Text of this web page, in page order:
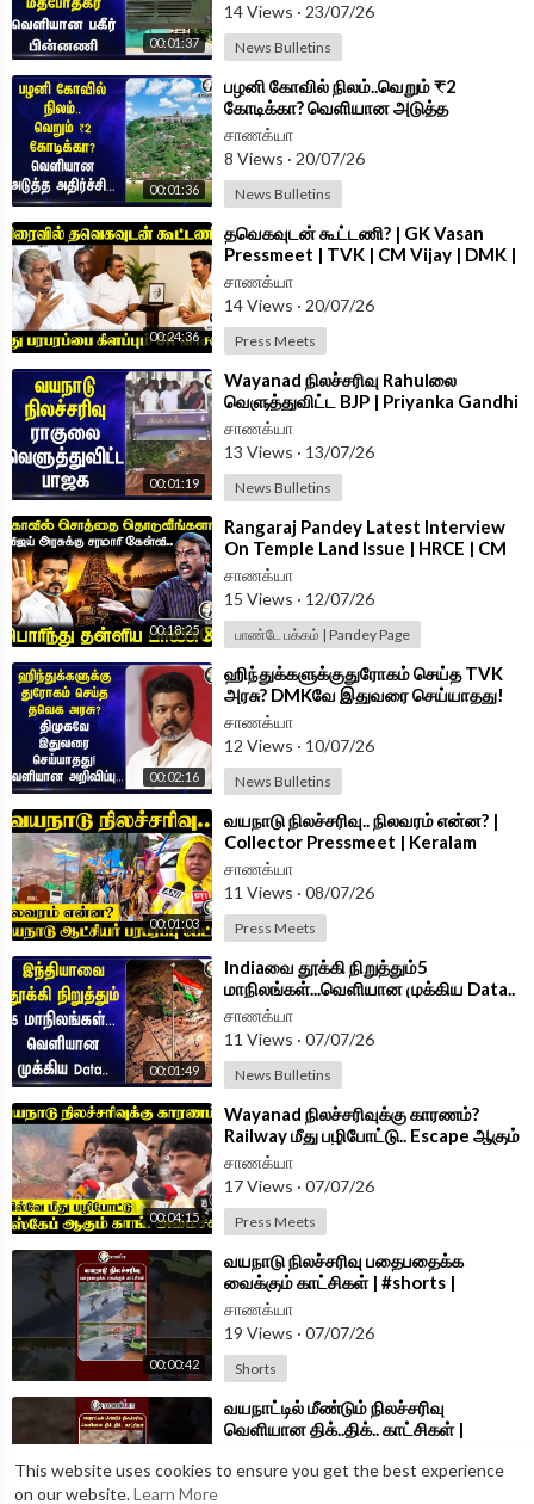
This website uses cookies to ensure you get the best experience
on our website.Learn More
00:01:37
14 Views · 23/07/26
News Bulletins
00:01:36
⁣பழனி கோவில் நிலம்..வெறும் ₹2
கோடிக்கா? வெளியான அடுத்த
அதிர்ச்சி.. | Palani Temple Land Issue
சாணக்யா
8 Views · 20/07/26
News Bulletins
00:24:36
⁣தவெகவுடன் கூட்டணி? | GK Vasan
Pressmeet | TVK | CM Vijay | DMK |
Temple Land Issue | Vilupuram
சாணக்யா
14 Views · 20/07/26
Press Meets
00:01:19
⁣Wayanad நிலச்சரிவு Rahulலை
வெளுத்துவிட்ட BJP | Priyanka Gandhi
| Land Slide | Narendra Modi
சாணக்யா
13 Views · 13/07/26
News Bulletins
00:18:25
⁣Rangaraj Pandey Latest Interview
On Temple Land Issue | HRCE | CM
Vijay | Karur | Patta | DMK
சாணக்யா
15 Views · 12/07/26
பாண்டே பக்கம் | Pandey Page
00:02:16
⁣ஹிந்துக்களுக்குதுரோகம் செய்த TVK
அரசு? DMKவே இதுவரை செய்யாதது!
வெளியான அறிவிப்பு...
சாணக்யா
12 Views · 10/07/26
News Bulletins
00:01:03
⁣வயநாடு நிலச்சரிவு.. நிலவரம் என்ன? |
Collector Pressmeet | Keralam
Govt | Congress | VD Satheesan
சாணக்யா
11 Views · 08/07/26
Press Meets
00:01:49
⁣Indiaவை தூக்கி நிறுத்தும்5
மாநிலங்கள்...வெளியான முக்கிய Data..
| Tamilnadu | Karnataka | Gujarat
சாணக்யா
11 Views · 07/07/26
News Bulletins
00:04:15
⁣Wayanad நிலச்சரிவுக்கு காரணம்?
Railway மீது பழிபோட்டு.. Escape ஆகும்
Congress Minister
சாணக்யா
17 Views · 07/07/26
Press Meets
00:00:42
⁣வயநாடு நிலச்சரிவு பதைபதைக்க
வைக்கும் காட்சிகள் | #shorts |
#chanakyaa
சாணக்யா
19 Views · 07/07/26
Shorts
⁣வயநாட்டில் மீண்டும் நிலச்சரிவு
வெளியான திக்..திக்.. காட்சிகள் |
17 Views·07/07/26